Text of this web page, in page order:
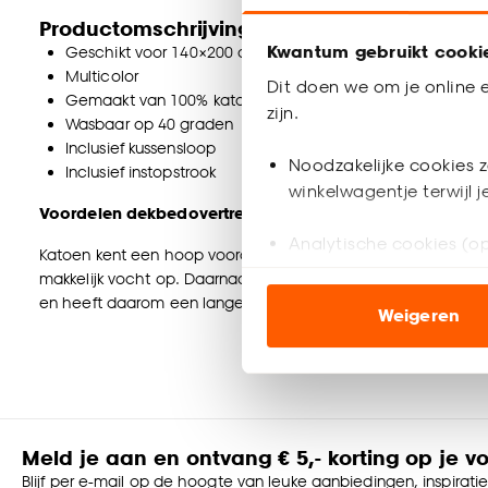
Kwantum gebruikt
Dit doen we om je online
zijn.
Noodzakelijke cookies
winkelwagentje terwijl
Analytische cookies
ook buiten de
Klik op ‘Ja, alles
accepteren door op
Goed om te weten is dat
Weigeren
Productomschrijving
Geschikt voor 140×200 cm dekbed
Multicolor
Gemaakt van 100% katoen
Wasbaar op 40 graden
Inclusief kussensloop
Inclusief instopstrook
Voordelen dekbedovertrek van katoen:
Katoen kent een hoop voordelen die zorgen voor een nog
makkelijk vocht op. Daarnaast blijft katoen altijd koel en
en heeft daarom een lange levensduur.
Meld je aan en ontvang € 5,- korting op je
Blijf per e-mail op de hoogte van leuke aanbiedingen,